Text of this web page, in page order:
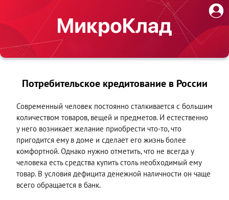
Потребительское кредитование в России
Современный человек постоянно сталкивается с большим
количеством товаров, вещей и предметов. И естественно
у него возникает желание приобрести что-то, что
пригодится ему в доме и сделает его жизнь более
комфортной. Однако нужно отметить, что не всегда у
человека есть средства купить столь необходимый ему
товар. В условия дефицита денежной наличности он чаще
всего обращается в банк.